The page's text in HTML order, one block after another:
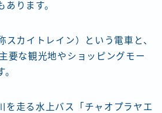
ります。
スカイトレイン）という電車と、
要な観光地やショッピングモー
を走る水上バス「チャオプラヤエ